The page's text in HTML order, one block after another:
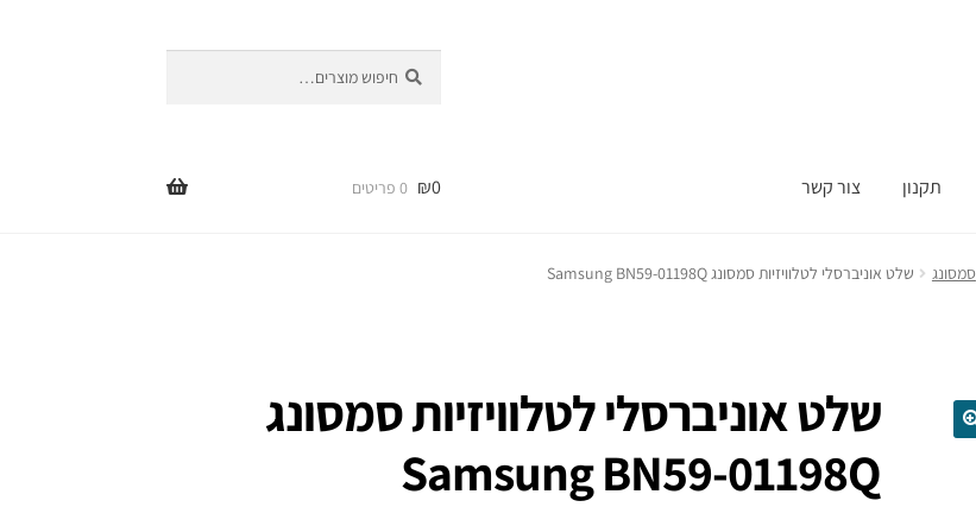
עבור:
תקנון צור קשר ₪0 0 פריטים
סמסונג שלט אוניברסלי לטלוויזיות סמסונג Samsung BN59-01198Q
שלט אוניברסלי לטלוויזיות סמסונג
Samsung BN59-01198Q